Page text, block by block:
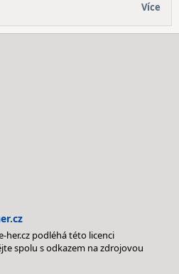
Více
her.cz podléhá této licenci
spolu s odkazem na zdrojovou